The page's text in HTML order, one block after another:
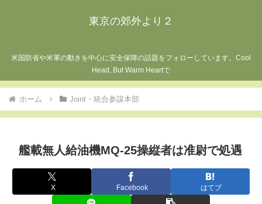
東京の郊外より２
米国防省や米軍の動きを中心に安全保障の話題をフォローしています。Cool
Head, But Warm Heartで
ホーム Joint・統合参謀本部
艦載無人給油機MQ-25操縦者は准尉で処遇
X Facebook はてブ